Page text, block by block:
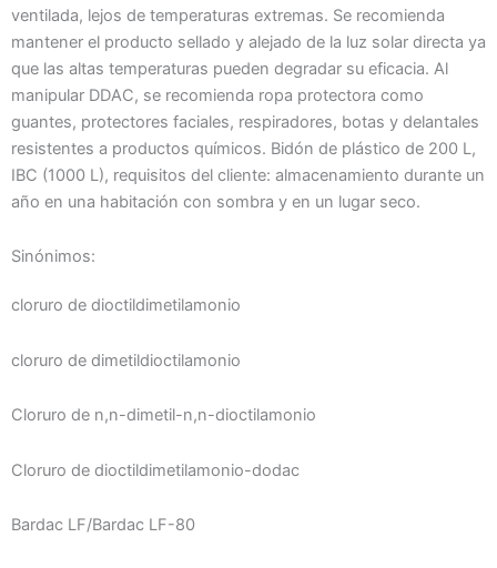
ventilada, lejos de temperaturas extremas. Se recomienda
mantener el producto sellado y alejado de la luz solar directa ya
que las altas temperaturas pueden degradar su eficacia. Al
manipular DDAC, se recomienda ropa protectora como
guantes, protectores faciales, respiradores, botas y delantales
resistentes a productos químicos. Bidón de plástico de 200 L,
IBC (1000 L), requisitos del cliente: almacenamiento durante un
año en una habitación con sombra y en un lugar seco.
Sinónimos:
cloruro de dioctildimetilamonio
cloruro de dimetildioctilamonio
Cloruro de n,n-dimetil-n,n-dioctilamonio
Cloruro de dioctildimetilamonio-dodac
Bardac LF/Bardac LF-80